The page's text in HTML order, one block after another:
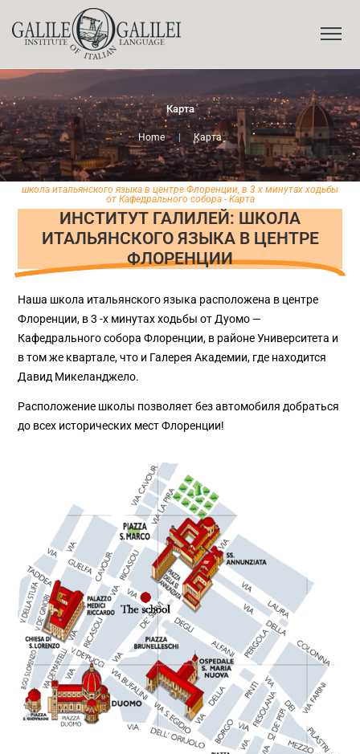
Карта
Home | Карта
школа итальянского языка в центре Флоренции, в 3 х минутах ходьбы
от Кафедрального собора - Карта
ИНСТИТУТ ГАЛИЛЕЙ: ШКОЛА
ИТАЛЬЯНСКОГО ЯЗЫКА В ЦЕНТРЕ
ФЛОРЕНЦИИ
Наша школа итальянского языка расположена в центре
Флоренции, в 3 -х минутах ходьбы от Дуомо —
Кафедрального собора Флоренции, в районе Университета и
в том же квартале, что и Галерея Академии, где находится
Давид Микеланджело.
Расположение школы позволяет без автомобиля добраться
до всех исторических мест Флоренции!